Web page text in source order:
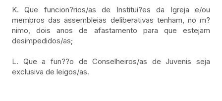
K. Que funcion?rios/as de Institui?es da Igreja e/ou
membros das assembleias deliberativas tenham, no m?
nimo, dois anos de afastamento para que estejam
desimpedidos/as;
L. Que a fun??o de Conselheiros/as de Juvenis seja
exclusiva de leigos/as.